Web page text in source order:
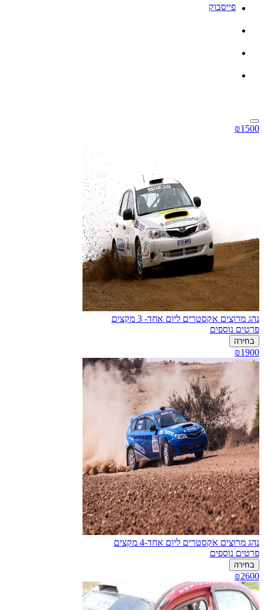
פייסבוק
₪1500
נהג מרוצים אקסטרים ליום אחד- 3 מקצים
פרטים נוספים
בחירה
₪1900
נהג מרוצים אקסטרים ליום אחד-4 מקצים
פרטים נוספים
בחירה
₪2600